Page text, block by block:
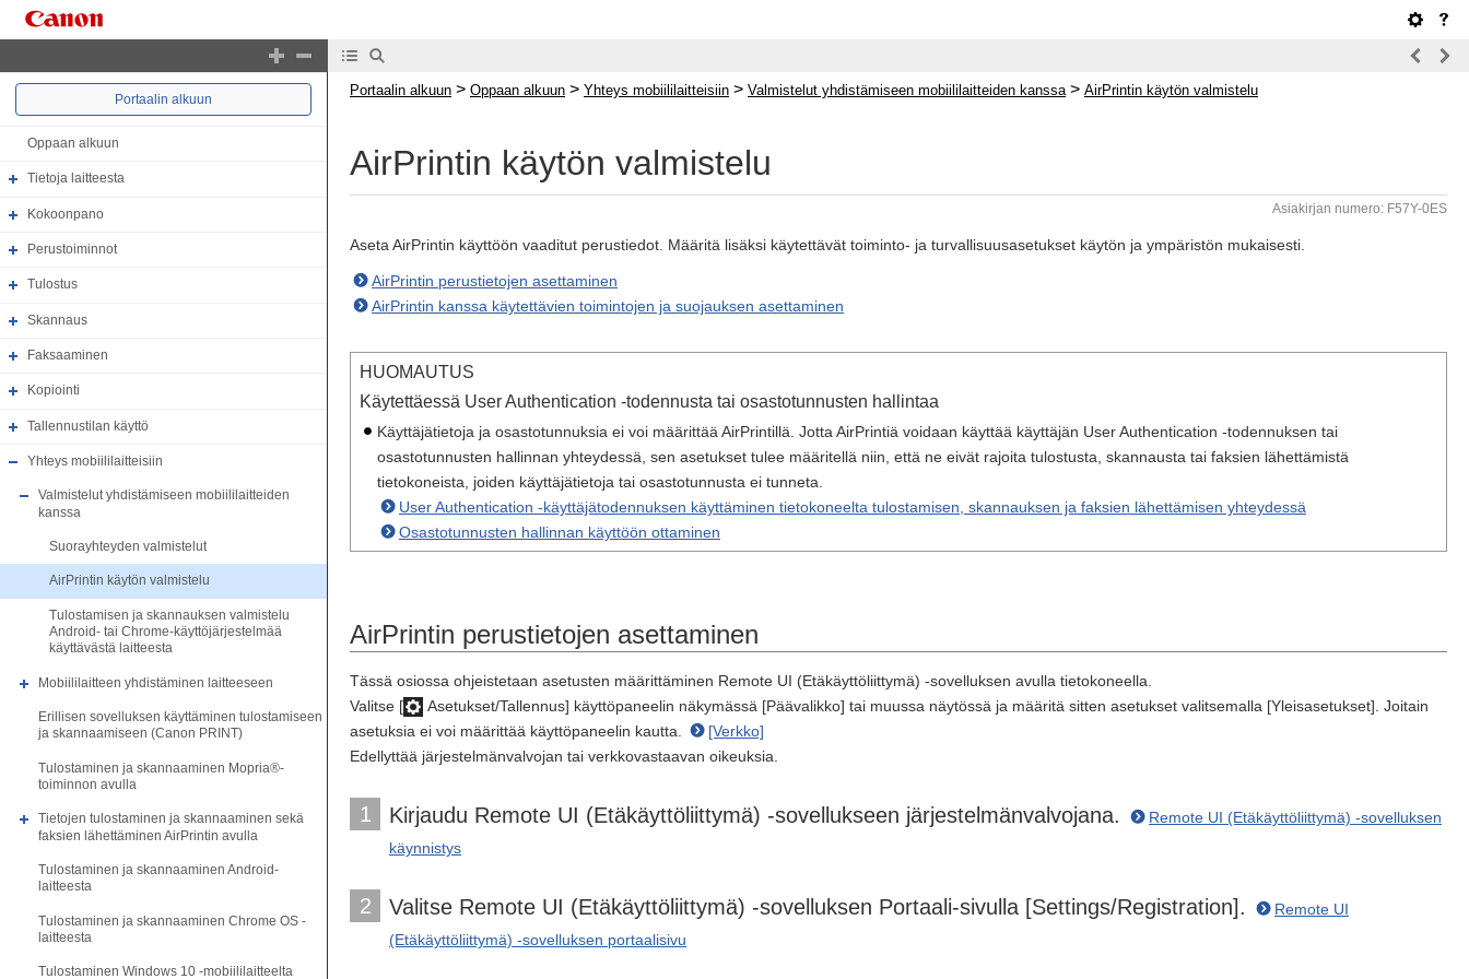
Portaalin alkuun
Oppaan alkuun
Tietoja laitteesta
Kokoonpano
Perustoiminnot
Tulostus
Skannaus
Faksaaminen
Kopiointi
Tallennustilan käyttö
Yhteys mobiililaitteisiin
Valmistelut yhdistämiseen mobiililaitteiden
kanssa
Suorayhteyden valmistelut
AirPrintin käytön valmistelu
Tulostamisen ja skannauksen valmistelu
Android- tai Chrome-käyttöjärjestelmää
käyttävästä laitteesta
Mobiililaitteen yhdistäminen laitteeseen
Erillisen sovelluksen käyttäminen tulostamiseen
ja skannaamiseen (Canon PRINT)
Tulostaminen ja skannaaminen Mopria®-
toiminnon avulla
Tietojen tulostaminen ja skannaaminen sekä
faksien lähettäminen AirPrintin avulla
Tulostaminen ja skannaaminen Android-
laitteesta
Tulostaminen ja skannaaminen Chrome OS -
laitteesta
Tulostaminen Windows 10 -mobiililaitteelta
Portaalin alkuun > Oppaan alkuun > Yhteys mobiililaitteisiin > Valmistelut yhdistämiseen mobiililaitteiden kanssa > AirPrintin käytön valmistelu
AirPrintin käytön valmistelu
Asiakirjan numero: F57Y-0ES
Aseta AirPrintin käyttöön vaaditut perustiedot. Määritä lisäksi käytettävät toiminto- ja turvallisuusasetukset käytön ja ympäristön mukaisesti.
AirPrintin perustietojen asettaminen
AirPrintin kanssa käytettävien toimintojen ja suojauksen asettaminen
HUOMAUTUS
Käytettäessä User Authentication -todennusta tai osastotunnusten hallintaa
Käyttäjätietoja ja osastotunnuksia ei voi määrittää AirPrintillä. Jotta AirPrintiä voidaan käyttää käyttäjän User Authentication -todennuksen tai
osastotunnusten hallinnan yhteydessä, sen asetukset tulee määritellä niin, että ne eivät rajoita tulostusta, skannausta tai faksien lähettämistä
tietokoneista, joiden käyttäjätietoja tai osastotunnusta ei tunneta.
User Authentication -käyttäjätodennuksen käyttäminen tietokoneelta tulostamisen, skannauksen ja faksien lähettämisen yhteydessä
Osastotunnusten hallinnan käyttöön ottaminen
AirPrintin perustietojen asettaminen
Tässä osiossa ohjeistetaan asetusten määrittäminen Remote UI (Etäkäyttöliittymä) -sovelluksen avulla tietokoneella.
Valitse [
Asetukset/Tallennus] käyttöpaneelin näkymässä [Päävalikko] tai muussa näytössä ja määritä sitten asetukset valitsemalla [Yleisasetukset]. Joitain
asetuksia ei voi määrittää käyttöpaneelin kautta.
[Verkko]
Edellyttää järjestelmänvalvojan tai verkkovastaavan oikeuksia.
1 Kirjaudu Remote UI (Etäkäyttöliittymä) -sovellukseen järjestelmänvalvojana.
Remote UI (Etäkäyttöliittymä) -sovelluksen
käynnistys
2 Valitse Remote UI (Etäkäyttöliittymä) -sovelluksen Portaali-sivulla [Settings/Registration].
Remote UI
(Etäkäyttöliittymä) -sovelluksen portaalisivu